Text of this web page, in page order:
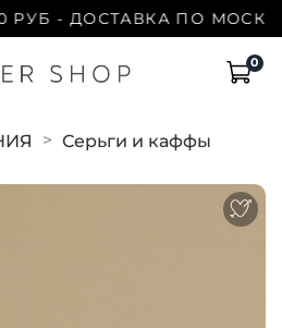
- ДОСТАВКА ПО МОСКВЕ
0
Серьги и каффы